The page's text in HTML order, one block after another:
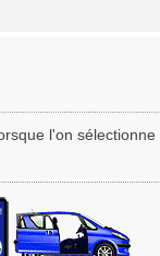
l'on